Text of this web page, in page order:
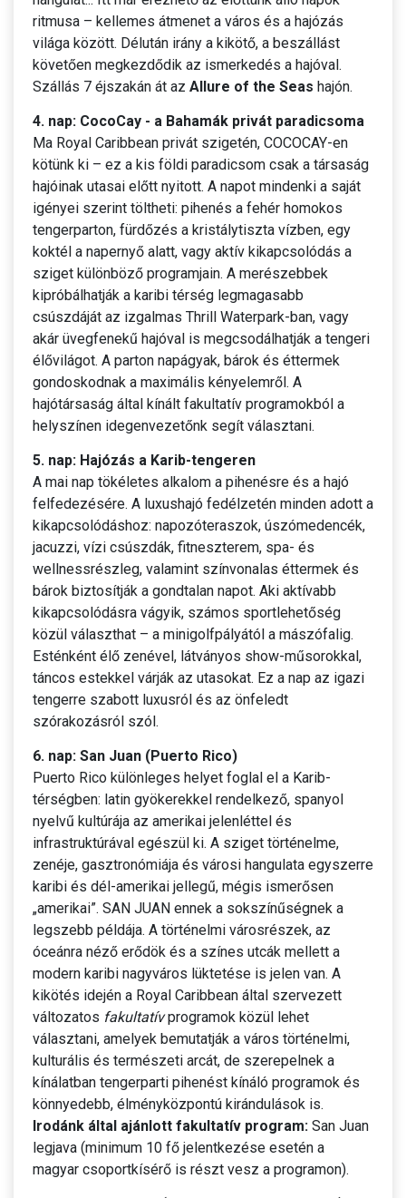
ritmusa – kellemes átmenet a város és a hajózás
világa között. Délután irány a kikötő, a beszállást
követően megkezdődik az ismerkedés a hajóval.
Szállás 7 éjszakán át az Allure of the Seas hajón.
4. nap: CocoCay - a Bahamák privát paradicsoma
Ma Royal Caribbean privát szigetén, COCOCAY-en
kötünk ki – ez a kis földi paradicsom csak a társaság
hajóinak utasai előtt nyitott. A napot mindenki a saját
igényei szerint töltheti: pihenés a fehér homokos
tengerparton, fürdőzés a kristálytiszta vízben, egy
koktél a napernyő alatt, vagy aktív kikapcsolódás a
sziget különböző programjain. A merészebbek
kipróbálhatják a karibi térség legmagasabb
csúszdáját az izgalmas Thrill Waterpark-ban, vagy
akár üvegfenekű hajóval is megcsodálhatják a tengeri
élővilágot. A parton napágyak, bárok és éttermek
gondoskodnak a maximális kényelemről. A
hajótársaság által kínált fakultatív programokból a
helyszínen idegenvezetőnk segít választani.
5. nap: Hajózás a Karib-tengeren
A mai nap tökéletes alkalom a pihenésre és a hajó
felfedezésére. A luxushajó fedélzetén minden adott a
kikapcsolódáshoz: napozóteraszok, úszómedencék,
jacuzzi, vízi csúszdák, fitneszterem, spa- és
wellnessrészleg, valamint színvonalas éttermek és
bárok biztosítják a gondtalan napot. Aki aktívabb
kikapcsolódásra vágyik, számos sportlehetőség
közül választhat – a minigolfpályától a mászófalig.
Esténként élő zenével, látványos show-műsorokkal,
táncos estekkel várják az utasokat. Ez a nap az igazi
tengerre szabott luxusról és az önfeledt
szórakozásról szól.
6. nap: San Juan (Puerto Rico)
Puerto Rico különleges helyet foglal el a Karib-
térségben: latin gyökerekkel rendelkező, spanyol
nyelvű kultúrája az amerikai jelenléttel és
infrastruktúrával egészül ki. A sziget történelme,
zenéje, gasztronómiája és városi hangulata egyszerre
karibi és dél-amerikai jellegű, mégis ismerősen
„amerikai”. SAN JUAN ennek a sokszínűségnek a
legszebb példája. A történelmi városrészek, az
óceánra néző erődök és a színes utcák mellett a
modern karibi nagyváros lüktetése is jelen van. A
kikötés idején a Royal Caribbean által szervezett
változatos fakultatívprogramok közül lehet
választani, amelyek bemutatják a város történelmi,
kulturális és természeti arcát, de szerepelnek a
kínálatban tengerparti pihenést kínáló programok és
könnyedebb, élményközpontú kirándulások is.
Irodánk által ajánlott fakultatív program: San Juan
legjava (minimum 10 fő jelentkezése esetén a
magyar csoportkísérő is részt vesz a programon).